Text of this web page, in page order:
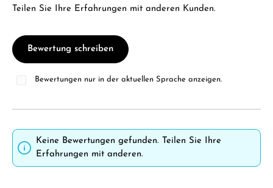
Teilen Sie Ihre Erfahrungen mit anderen Kunden.
Bewertung schreiben
Bewertungen nur in der aktuellen Sprache anzeigen.
Keine Bewertungen gefunden. Teilen Sie Ihre
Erfahrungen mit anderen.